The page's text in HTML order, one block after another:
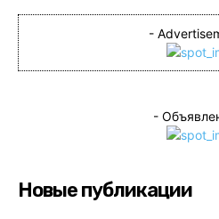
-
-
Новые публикации